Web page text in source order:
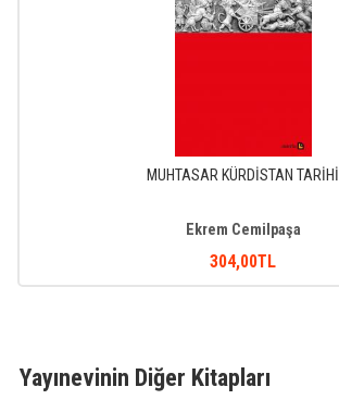
MUHTASAR KÜRDİSTAN TARİHİ
Ekrem Cemilpaşa
304,00TL
Yayınevinin Diğer Kitapları